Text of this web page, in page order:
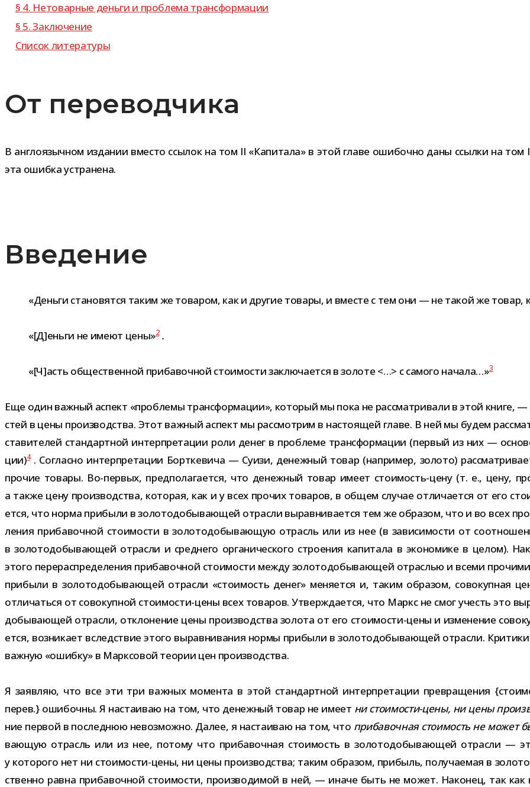
§ 4. Нетоварные деньги и про­блема трансформации
§ 5. Заключение
Список лите­ра­туры
От переводчика
В англо­языч­ном изда­нии вме­сто ссы­лок на том II «Капитала» в этой главе оши­бочно даны ссылки на
эта ошибка устранена.
Введение
«Деньги ста­но­вятся таким же това­ром, как и дру­гие товары, и вме­сте с тем они — не такой же товар,
«[Д]еньги не имеют цены»2 .
«[Ч]асть обще­ствен­ной при­ба­воч­ной сто­и­мо­сти заклю­ча­ется в золоте <…> с самого начала…»3
Еще один важ­ный аспект «про­блемы транс­фор­ма­ции», кото­рый мы пока не рас­смат­ри­вали в этой книге,
стей в цены про­из­вод­ства. Этот важ­ный аспект мы рас­смот­рим в насто­я­щей главе. В ней мы будем
ста­ви­те­лей стан­дарт­ной интер­пре­та­ции роли денег в про­блеме транс­фор­ма­ции (пер­вый из них —
ции)4. Согласно интер­пре­та­ции Борткевича — Суизи, денеж­ный товар (напри­мер, золото)
про­чие товары. Во-​первых, пред­по­ла­га­ется, что денеж­ный товар имеет стоимость-​цену (т. е., цену,
а также цену про­из­вод­ства, кото­рая, как и у всех про­чих това­ров, в общем слу­чае отли­ча­ется от его
ется, что норма при­были в золо­то­до­бы­ва­ю­щей отрасли вырав­ни­ва­ется тем же обра­зом, что и во всех
ле­ния при­ба­воч­ной сто­и­мо­сти в золо­то­до­бы­ва­ю­щую отрасль или из нее (в зави­си­мо­сти от
в золо­то­до­бы­ва­ю­щей отрасли и сред­него орга­ни­че­ского стро­е­ния капи­тала в эко­но­мике в целом).
этого пере­рас­пре­де­ле­ния при­ба­воч­ной сто­и­мо­сти между золо­то­до­бы­ва­ю­щей отрас­лью и всеми
при­были в золо­то­до­бы­ва­ю­щей отрасли «сто­и­мость денег» меня­ется и, таким обра­зом, сово­куп­ная
отли­чаться от сово­куп­ной стоимости-​цены всех това­ров. Утверждается, что Маркс не смог учесть это
до­бы­ва­ю­щей отрасли, откло­не­ние цены про­из­вод­ства золота от его стоимости-​цены и изме­не­ние
ется, воз­ни­кает вслед­ствие этого вырав­ни­ва­ния нормы при­были в золо­то­до­бы­ва­ю­щей отрасли.
важ­ную «ошибку» в Марксовой тео­рии цен производства.
Я заяв­ляю, что все эти три важ­ных момента в этой стан­дарт­ной интер­пре­та­ции пре­вра­ще­ния
перев.} оши­бочны. Я наста­и­ваю на том, что денеж­ный товар не имеет ни стоимости-​цены, ни цены
ние пер­вой в послед­нюю невоз­можно. Далее, я наста­и­ваю на том, что при­ба­воч­ная сто­и­мость не может
ва­ю­щую отрасль или из нее, потому что при­ба­воч­ная сто­и­мость в золо­то­до­бы­ва­ю­щей отрасли —
у кото­рого нет ни стоимости-​цены, ни цены про­из­вод­ства; таким обра­зом, при­быль, полу­ча­е­мая в
ственно равна при­ба­воч­ной сто­и­мо­сти, про­из­во­ди­мой в ней, — иначе быть не может. Наконец, так как